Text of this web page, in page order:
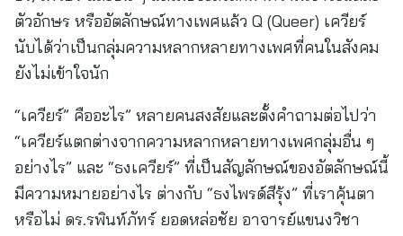
ตัวอักษร หรืออัตลักษณ์ทางเพศแล้ว Q (Queer) เควียร์
นับได้ว่าเป็นกลุ่มความหลากหลายทางเพศที่คนในสังคม
ยังไม่เข้าใจนัก
“เควียร์” คืออะไร” หลายคนสงสัยและตั้งคำถามต่อไปว่า
“เควียร์แตกต่างจากความหลากหลายทางเพศกลุ่มอื่น ๆ
อย่างไร” และ “ธงเควียร์” ที่เป็นสัญลักษณ์ของอัตลักษณ์นี้
มีความหมายอย่างไร ต่างกับ “ธงไพรด์สีรุ้ง” ที่เราคุ้นตา
หรือไม่ ดร.รพินท์ภัทร์ ยอดหล่อชัย อาจารย์แขนงวิชา